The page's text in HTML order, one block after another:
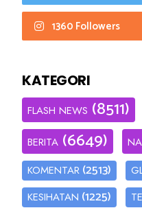
1360 Followers
KATEGORI
FLASH NEWS (8511)
BERITA (6649)
KOMENTAR (2513)
KESIHATAN (1225)